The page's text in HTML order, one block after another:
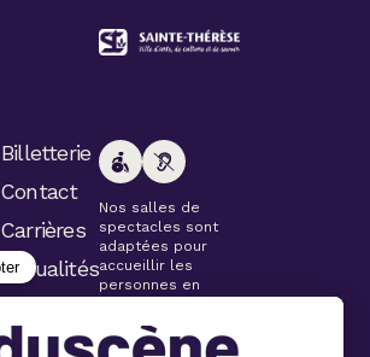
Billetterie
Contact
Carrières
Actualités
Nos salles de
spectacles sont
adaptées pour
accueillir les
personnes en
Veuillez
simplement aviser